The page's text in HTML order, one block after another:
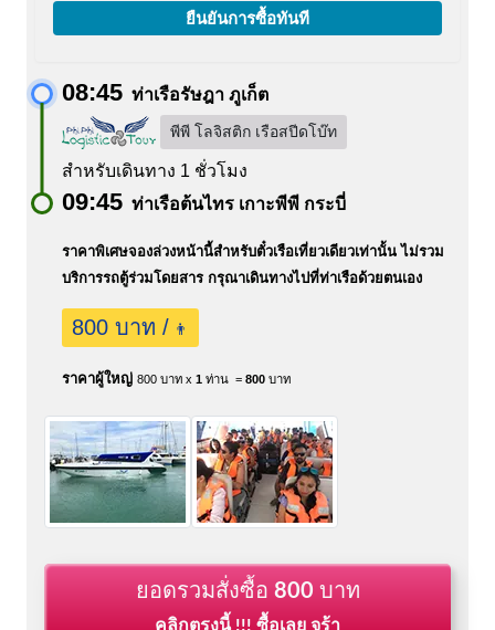
ยืนยันการซื้อทันที
08:45 ท่าเรือรัษฎา ภูเก็ต
พีพี โลจิสติก เรือสปีดโบ๊ท
สำหรับเดินทาง 1 ชั่วโมง
09:45 ท่าเรือต้นไทร เกาะพีพี กระบี่
ราคาพิเศษจองล่วงหน้านี้สำหรับตั๋วเรือเที่ยวเดียวเท่านั้น ไม่รวม
บริการรถตู้ร่วมโดยสาร กรุณาเดินทางไปที่ท่าเรือด้วยตนเอง
800 บาท / 👨
ราคาผู้ใหญ่ 800 บาท x 1 ท่าน = 800 บาท
ยอดรวมสั่งซื้อ 800 บาท
คลิกตรงนี้ !!! ซื้อเลย จร้า